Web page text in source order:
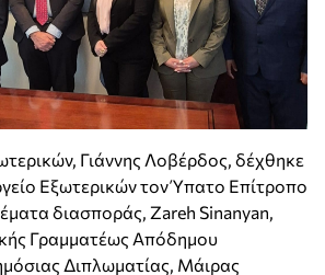
Γιάννης Λοβέρδος, δέχθηκε
Εξωτερικών τον Ύπατο Επίτροπο
διασποράς, Zareh Sinanyan,
Γραμματέως Απόδημου
Διπλωματίας, Μάιρας